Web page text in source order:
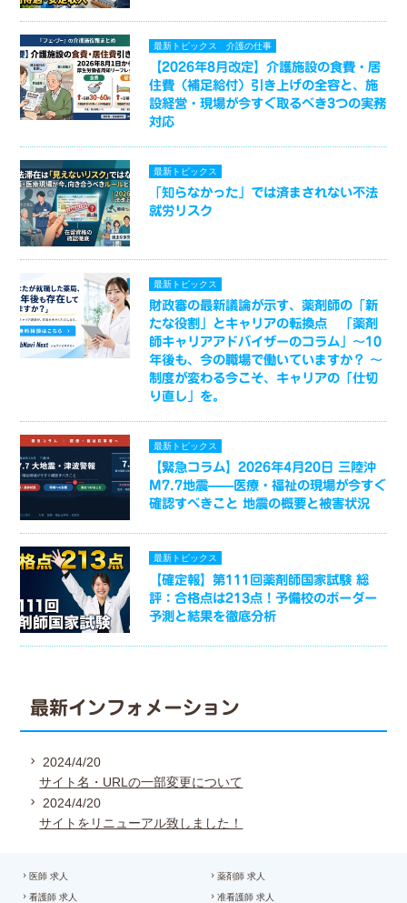
最新トピックス 介護の仕事
【2026年8月改定】介護施設の食費・居
住費（補足給付）引き上げの全容と、施
設経営・現場が今すぐ取るべき3つの実務
対応
最新トピックス
「知らなかった」では済まされない不法
就労リスク
最新トピックス
財政審の最新議論が示す、薬剤師の「新
たな役割」とキャリアの転換点 「薬剤
師キャリアアドバイザーのコラム」～10
年後も、今の職場で働いていますか？ ～
制度が変わる今こそ、キャリアの「仕切
り直し」を。
最新トピックス
【緊急コラム】2026年4月20日 三陸沖
M7.7地震——医療・福祉の現場が今すぐ
確認すべきこと 地震の概要と被害状況
最新トピックス
【確定報】第111回薬剤師国家試験 総
評：合格点は213点！予備校のボーダー
予測と結果を徹底分析
最新インフォメーション
2024/4/20
サイト名・URLの一部変更について
2024/4/20
サイトをリニューアル致しました！
医師 求人 薬剤師 求人
看護師 求人 准看護師 求人